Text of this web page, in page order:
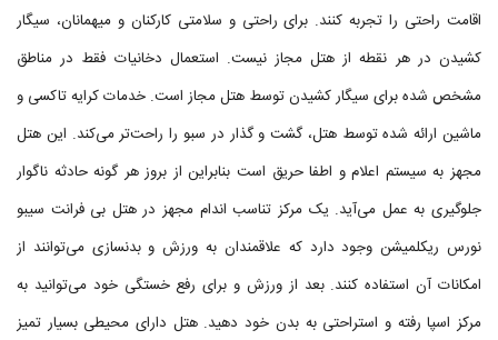
اقامت راحتی را تجربه کنند. برای راحتی و سلامتی کارکنان و میهمانان، سیگار
کشیدن در هر نقطه از هتل مجاز نیست. استعمال دخانیات فقط در مناطق
مشخص شده برای سیگار کشیدن توسط هتل مجاز است. خدمات کرایه تاکسی و
ماشین ارائه شده توسط هتل، گشت و گذار در سبو را راحت‌تر می‌کند. این هتل
مجهز به سیستم اعلام و اطفا حریق است بنابراین از بروز هر گونه حادثه ناگوار
جلوگیری به عمل می‌آید. یک مرکز تناسب اندام مجهز در هتل بی فرانت سیبو
نورس ریکلمیشن وجود دارد که علاقمندان به ورزش و بدنسازی می‌توانند از
امکانات آن استفاده کنند. بعد از ورزش و برای رفع خستگی خود می‌توانید به
مرکز اسپا رفته و استراحتی به بدن خود دهید. هتل دارای محیطی بسیار تمیز